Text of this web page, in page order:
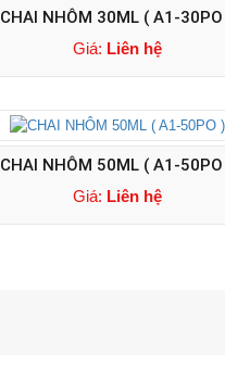
CHAI NHÔM 30ML ( A1-
Giá: Liên hệ
CHAI NHÔM 50ML ( A1-
Giá: Liên hệ